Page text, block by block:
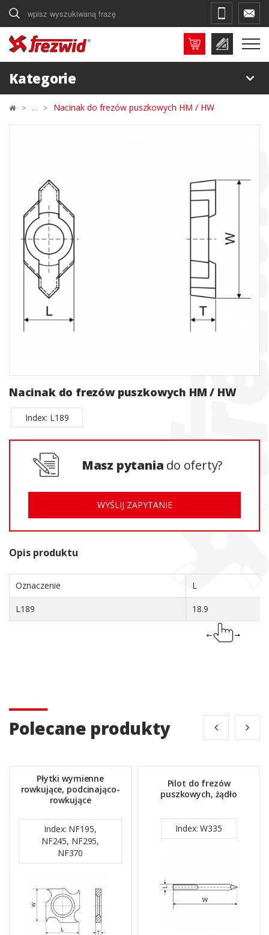
Szukaj
Kategorie
Nacinak do frezów puszkowych HM / HW
Nacinak do frezów puszkowych HM / HW
Index: L189
Masz pytania do oferty?
WYŚLIJ ZAPYTANIE
Opis produktu
Oznaczenie L
L189 18.9
Polecane produkty
Płytki wymienne
rowkujące, podcinająco-
rowkujące
Index: NF195,
NF245, NF295,
NF370
Pilot do frezów
puszkowych, żądło
Index: W335